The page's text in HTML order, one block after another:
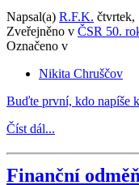
Napsal(a) R.F.K. čtvrtek,
Zveřejněno v ČSR 50.
Označeno v
Nikita Chruščov
Buďte první, kdo napíše
Číst dál...
Finanční